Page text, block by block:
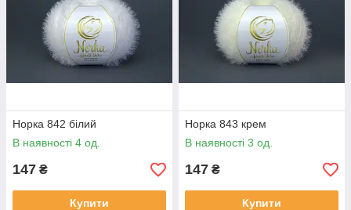
Норка 842 білий
В наявності 4 од.
147 ₴
Купити
Норка 843 крем
В наявності 3 од.
147 ₴
Купити